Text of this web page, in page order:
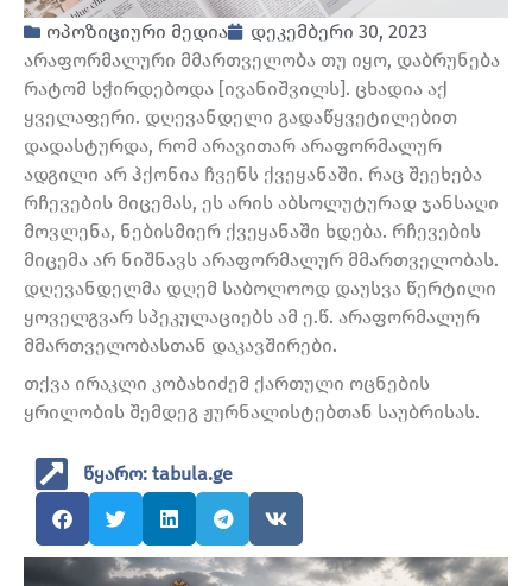
ოპოზიციური მედია
დეკემბერი 30, 2023
არაფორმალური მმართველობა თუ იყო, დაბრუნება
რატომ სჭირდებოდა [ივანიშვილს]. ცხადია აქ
ყველაფერი. დღევანდელი გადაწყვეტილებით
დადასტურდა, რომ არავითარ არაფორმალურ
ადგილი არ ჰქონია ჩვენს ქვეყანაში. რაც შეეხება
რჩევების მიცემას, ეს არის აბსოლუტურად ჯანსაღი
მოვლენა, ნებისმიერ ქვეყანაში ხდება. რჩევების
მიცემა არ ნიშნავს არაფორმალურ მმართველობას.
დღევანდელმა დღემ საბოლოოდ დაუსვა წერტილი
ყოველგვარ სპეკულაციებს ამ ე.წ. არაფორმალურ
მმართველობასთან დაკავშირები.
თქვა ირაკლი კობახიძემ ქართული ოცნების
ყრილობის შემდეგ ჟურნალისტებთან საუბრისას.
წყარო: tabula.ge